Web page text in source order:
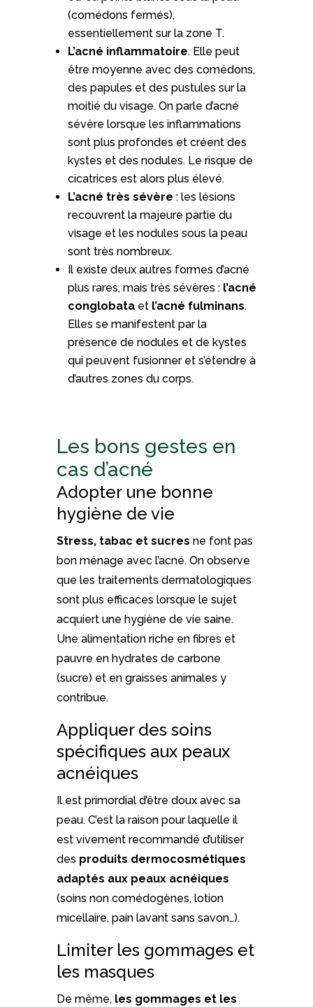
(comédons fermés),
essentiellement sur la zone T.
L’acné inflammatoire. Elle peut
être moyenne avec des comédons,
des papules et des pustules sur la
moitié du visage. On parle d’acné
sévère lorsque les inflammations
sont plus profondes et créent des
kystes et des nodules. Le risque de
cicatrices est alors plus élevé.
L’acné très sévère : les lésions
recouvrent la majeure partie du
visage et les nodules sous la peau
sont très nombreux.
Il existe deux autres formes d’acné
plus rares, mais très sévères : l’acné
conglobataet l’acné fulminans.
Elles se manifestent par la
présence de nodules et de kystes
qui peuvent fusionner et s’étendre à
d’autres zones du corps.
Les bons gestes en
cas d’acné
Adopter une bonne
hygiène de vie
Stress, tabac et sucres ne font pas
bon ménage avec l’acné. On observe
que les traitements dermatologiques
sont plus efficaces lorsque le sujet
acquiert une hygiène de vie saine.
Une alimentation riche en fibres et
pauvre en hydrates de carbone
(sucre) et en graisses animales y
contribue.
Appliquer des soins
spécifiques aux peaux
acnéiques
Il est primordial d’être doux avec sa
peau. C’est la raison pour laquelle il
est vivement recommandé d’utiliser
des produits dermocosmétiques
adaptés aux peaux acnéiques
(soins non comédogènes, lotion
micellaire, pain lavant sans savon…).
Limiter les gommages et
les masques
De même, les gommages et les